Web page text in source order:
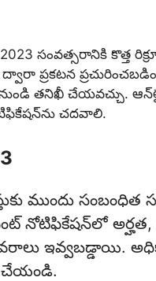
సంవత్సరానికి కొత్త
ప్రకటన
తనిఖీ చేయవచ్చు.
చదవాలి.
ముందు సంబంధిత
నోటిఫికేషన్‌లో అర్హత,
ఇవ్వబడ్డాయి.
చేయండి.